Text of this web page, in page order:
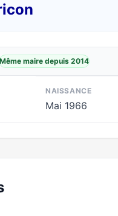
Même maire depuis 2014
NAISSANCE
Mai 1966